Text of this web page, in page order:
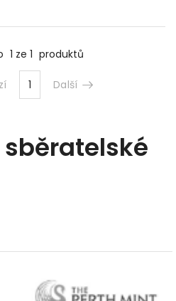
1 ze 1 produktů
1 Další